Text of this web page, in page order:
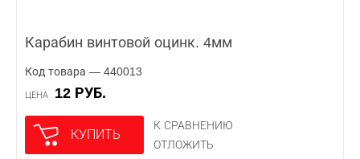
Карабин винтовой оцинк. 4мм
Код товара — 440013
ЦЕНА 12 РУБ.
КУПИТЬ
К СРАВНЕНИЮ
ОТЛОЖИТЬ